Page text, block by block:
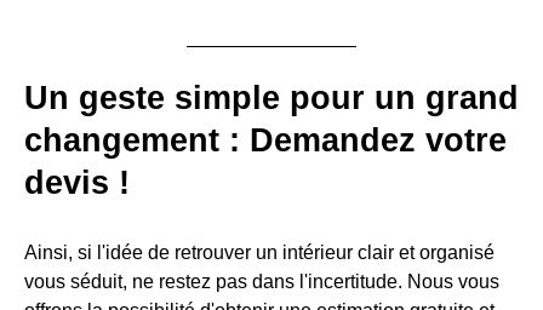
Un geste simple pour un grand
changement : Demandez votre
devis !
Ainsi, si l'idée de retrouver un intérieur clair et organisé
vous séduit, ne restez pas dans l'incertitude. Nous vous